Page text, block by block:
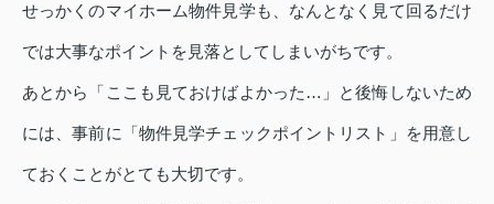
せっかくのマイホーム物件見学も、なんとなく見て回るだけ
では大事なポイントを見落としてしまいがちです。
あとから「ここも見ておけばよかった…」と後悔しないため
には、事前に「物件見学チェックポイントリスト」を用意し
ておくことがとても大切です。